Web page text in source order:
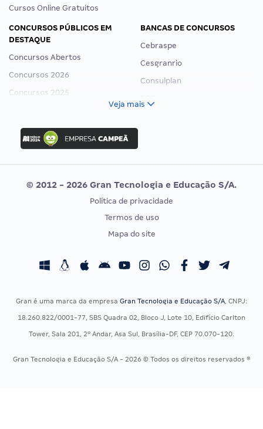
Cursos Online Gratuitos
CONCURSOS PÚBLICOS EM
DESTAQUE
Concursos Abertos
Concursos 2026
Concursos 2025
Concurso Ibama
Concurso MPU
Editais publicados
BANCAS DE CONCURSOS
Cebraspe
Cesgranrio
Consulplan
Vunesp
CONCURSOS POR PROFISSÃO
Concursos Fiscais
Residência Multiprofissional
EXAME DE ORDEM
Calendário OAB
Veja mais
© 2012 - 2026 Gran Tecnologia e Educação S/A.
Política de privacidade
Termos de uso
Mapa do site
Gran é uma marca da empresa Gran Tecnologia e Educação S/A, CNPJ:
18.260.822/0001-77, SBS Quadra 02, Bloco J, Lote 10, Edifício Carlton
Tower, Sala 201, 2º Andar, Asa Sul, Brasília-DF, CEP 70.070-120.
Gran Tecnologia e Educação S/A - 2026 © Todos os direitos reservados ®